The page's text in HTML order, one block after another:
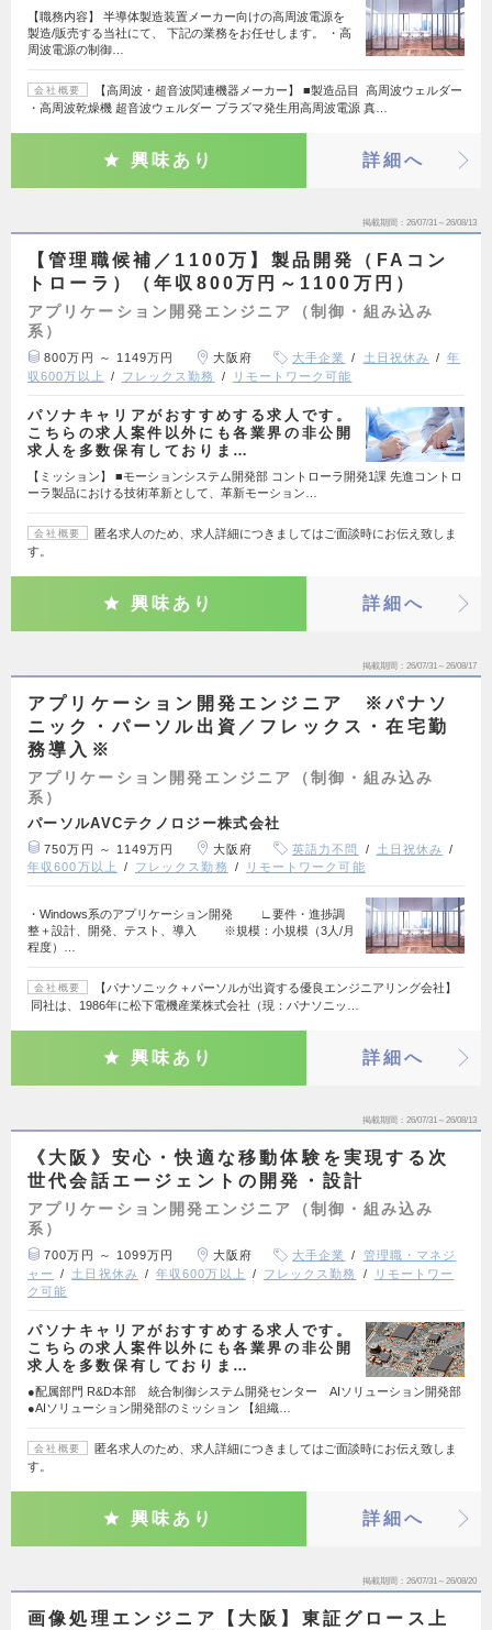
【職務内容】 半導体製造装置メーカー向けの高周波電源を
製造/販売する当社にて、 下記の業務をお任せします。 ・高
周波電源の制御…
会社概要
【高周波・超音波関連機器メーカー】 ■製造品目 高周波ウェルダー
・高周波乾燥機 超音波ウェルダー プラズマ発生用高周波電源 真…
興味あり 詳細へ
掲載期間 26/07/31～26/08/13
【管理職候補／1100万】製品開発（FAコン
トローラ）（年収800万円～1100万円）
アプリケーション開発エンジニア（制御・組み込み
系）
800万円 ～ 1149万円 大阪府 大手企業 土日祝休み
年
収600万以上
フレックス勤務 リモートワーク可能
パソナキャリアがおすすめする求人です。
こちらの求人案件以外にも各業界の非公開
求人を多数保有しておりま…
【ミッション】 ■モーションシステム開発部 コントローラ開発1課 先進コントロ
ーラ製品における技術革新として、革新モーション…
会社概要
匿名求人のため、求人詳細につきましてはご面談時にお伝え致しま
す。
興味あり 詳細へ
掲載期間 26/07/31～26/08/17
アプリケーション開発エンジニア ※パナソ
ニック・パーソル出資／フレックス・在宅勤
務導入※
アプリケーション開発エンジニア（制御・組み込み
系）
パーソルAVCテクノロジー株式会社
750万円 ～ 1149万円 大阪府 英語力不問
土日祝休み
年収600万以上
フレックス勤務 リモートワーク可能
・Windows系のアプリケーション開発 ∟要件・進捗調
整＋設計、開発、テスト、導入 ※規模：小規模（3人/月
程度）…
会社概要
【パナソニック＋パーソルが出資する優良エンジニアリング会社】
同社は、1986年に松下電機産業株式会社（現：パナソニッ…
興味あり 詳細へ
掲載期間 26/07/31～26/08/13
《大阪》安心・快適な移動体験を実現する次
世代会話エージェントの開発・設計
アプリケーション開発エンジニア（制御・組み込み
系）
700万円 ～ 1099万円 大阪府 大手企業
管理職・マネジ
ャー
土日祝休み 年収600万以上 フレックス勤務
リモートワー
ク可能
パソナキャリアがおすすめする求人です。
こちらの求人案件以外にも各業界の非公開
求人を多数保有しておりま…
●配属部門 R&D本部 統合制御システム開発センター AIソリューション開発部
●AIソリューション開発部のミッション 【組織…
会社概要
匿名求人のため、求人詳細につきましてはご面談時にお伝え致しま
す。
興味あり 詳細へ
掲載期間 26/07/31～26/08/20
画像処理エンジニア【大阪】東証グロース上